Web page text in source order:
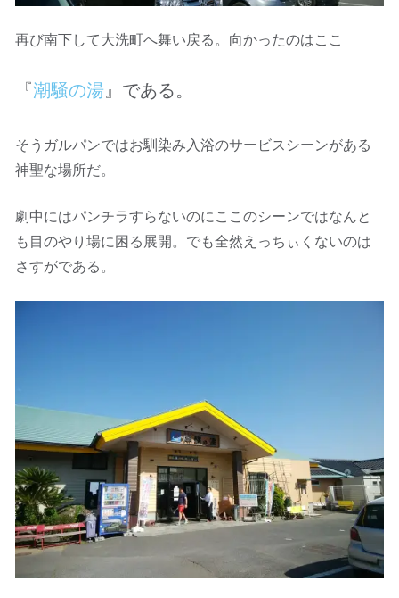
再び南下して大洗町へ舞い戻る。向かったのはここ
『潮騒の湯』である。
そうガルパンではお馴染み入浴のサービスシーンがある
神聖な場所だ。
劇中にはパンチラすらないのにここのシーンではなんと
も目のやり場に困る展開。でも全然えっちぃくないのは
さすがである。